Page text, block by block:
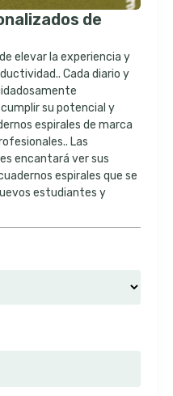
de
elevar la experiencia y
Cada diario y
su potencial y
espirales de marca
Las
encantará ver sus
espirales que se
estudiantes y